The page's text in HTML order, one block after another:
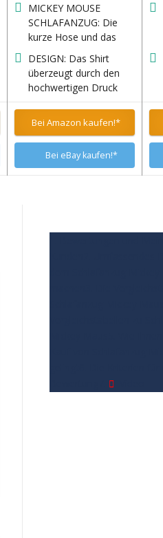
MICKEY MOUSE
SCHLAFANZUG: Die
kurze Hose und das
Baumwolle sorgen für
einen guten Schlaf und
besonders angenehme
kühle Nächte in der
Sommerzeit.
DESIGN: Das Shirt
überzeugt durch den
hochwertigen Druck
Oberteil und Schlafhose
zusammen.
Bei Amazon kaufen!*
Bei eBay kaufen!*